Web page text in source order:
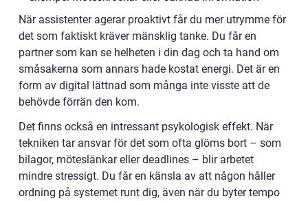
När assistenter agerar proaktivt får du mer utrymme för
det som faktiskt kräver mänsklig tanke. Du får en
partner som kan se helheten i din dag och ta hand om
småsakerna som annars hade kostat energi. Det är en
form av digital lättnad som många inte visste att de
behövde förrän den kom.
Det finns också en intressant psykologisk effekt. När
tekniken tar ansvar för det som ofta glöms bort – som
bilagor, möteslänkar eller deadlines – blir arbetet
mindre stressigt. Du får en känsla av att någon håller
ordning på systemet runt dig, även när du byter tempo